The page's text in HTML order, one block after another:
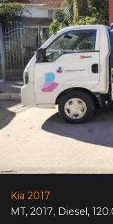
Kia 2017
MT, 2017, Diesel,